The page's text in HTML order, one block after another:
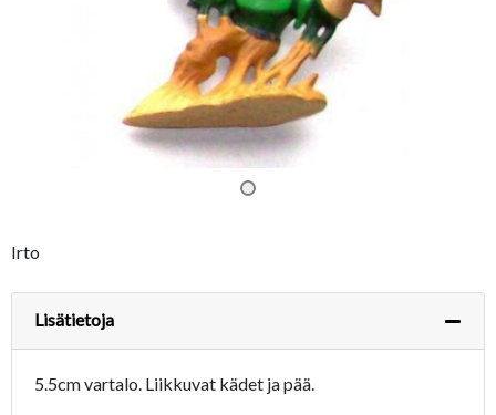
Irto
Lisätietoja
5.5cm vartalo. Liikkuvat kädet ja pää.